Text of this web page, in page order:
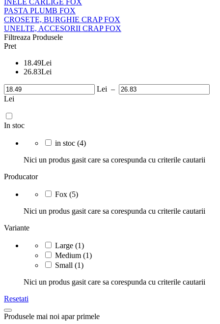
PASTA PLUMB FOX
CROSETE, BURGHIE CRAP FOX
UNELTE, ACCESORII CRAP FOX
Filtreaza Produsele
Pret
18.49Lei
26.83Lei
Lei –
Lei
In stoc
in stoc (4)
Nici un produs gasit care sa corespunda cu criterile cautarii
Producator
Fox (5)
Nici un produs gasit care sa corespunda cu criterile cautarii
Variante
Large (1)
Medium (1)
Small (1)
Nici un produs gasit care sa corespunda cu criterile cautarii
Resetati
Produsele mai noi apar primele